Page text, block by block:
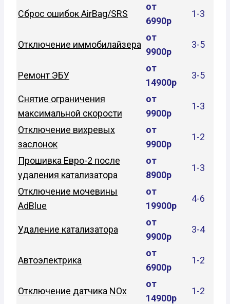
Сброс ошибок AirBag/SRS
от
6990р
1-3
Отключение иммобилайзера
от
9900р
3-5
Ремонт ЭБУ
от
14900р
3-5
Снятие ограничения
максимальной скорости
от
9900р
1-3
Отключение вихревых
заслонок
от
9900р
1-2
Прошивка Евро-2 после
удаления катализатора
от
8900р
1-3
Отключение мочевины
AdBlue
от
19900р
4-6
Удаление катализатора
от
9900р
3-4
Автоэлектрика
от
6900р
1-2
Отключение датчика NOx
от
14900р
1-2